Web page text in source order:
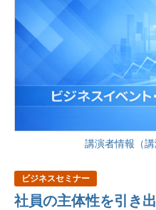
講演者情報（
ビジネスセミナー
社員の主体性を引き